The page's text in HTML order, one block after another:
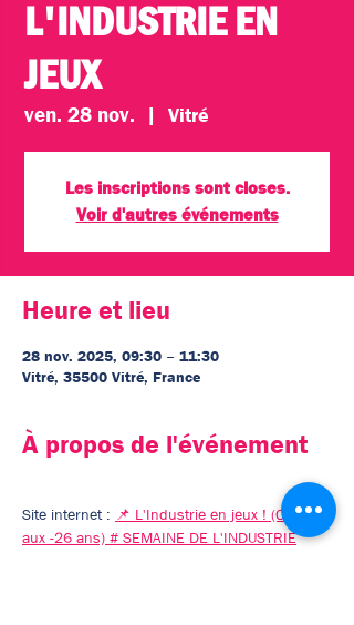
L'INDUSTRIE EN
JEUX
ven. 28 nov.
  |
Vitré
Les inscriptions sont closes.
Voir d'autres événements
Heure et lieu
28 nov. 2025, 09:30 – 11:30
Vitré, 35500 Vitré, France
À propos de l'événement
Site internet : 📌 L'Industrie en jeux ! (Ouvert
aux -26 ans) # SEMAINE DE L'INDUSTRIE